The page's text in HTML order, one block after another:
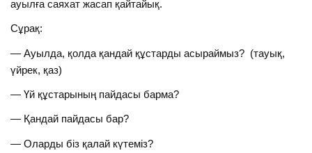
ауылға саяхат жасап қайтайық.
Сұрақ:
— Ауылда, қолда қандай құстарды асыраймыз? (тауық,
үйрек, қаз)
— Үй құстарының пайдасы барма?
— Қандай пайдасы бар?
— Оларды біз қалай күтеміз?